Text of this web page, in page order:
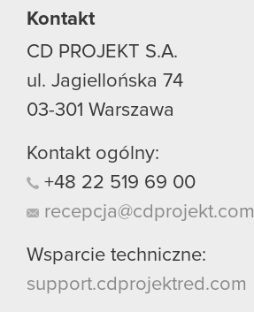
Kontakt
CD PROJEKT S.A.
ul. Jagiellońska 74
03-301 Warszawa
Kontakt ogólny:
+48 22 519 69 00
recepcja@cdprojekt.com
Wsparcie techniczne:
support.cdprojektred.com